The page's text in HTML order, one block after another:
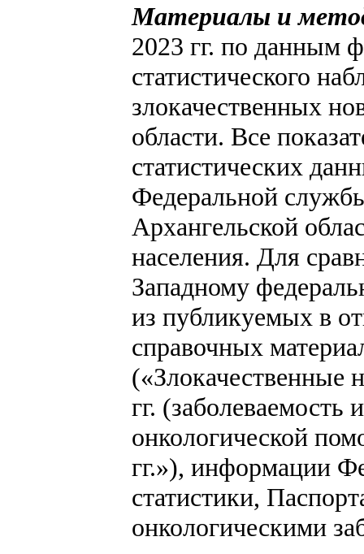
Материалы и
2023 гг. по данным
статистического
злокачественных
области. Все
статистических
Федеральной
Архангельской
населения. Для
Западному
из публикуемых в
справочных
(«Злокачественные
гг. (заболеваемость
онкологической
гг.»), информации
статистики,
онкологическими